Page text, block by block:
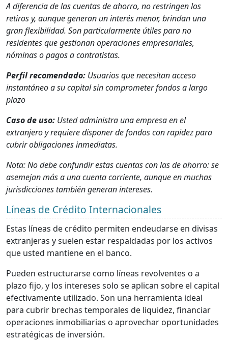
A diferencia de las cuentas de ahorro, no restringen los
retiros y, aunque generan un interés menor, brindan una
gran flexibilidad. Son particularmente útiles para no
residentes que gestionan operaciones empresariales,
nóminas o pagos a contratistas.
Perfil recomendado: Usuarios que necesitan acceso
instantáneo a su capital sin comprometer fondos a largo
plazo
Caso de uso: Usted administra una empresa en el
extranjero y requiere disponer de fondos con rapidez para
cubrir obligaciones inmediatas.
Nota: No debe confundir estas cuentas con las de ahorro: se
asemejan más a una cuenta corriente, aunque en muchas
jurisdicciones también generan intereses.
Líneas de Crédito Internacionales
Estas líneas de crédito permiten endeudarse en divisas
extranjeras y suelen estar respaldadas por los activos
que usted mantiene en el banco.
Pueden estructurarse como líneas revolventes o a
plazo fijo, y los intereses solo se aplican sobre el capital
efectivamente utilizado. Son una herramienta ideal
para cubrir brechas temporales de liquidez, financiar
operaciones inmobiliarias o aprovechar oportunidades
estratégicas de inversión.